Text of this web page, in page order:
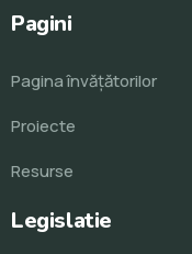
Pagini
Pagina învăţătorilor
Proiecte
Resurse
Legislatie